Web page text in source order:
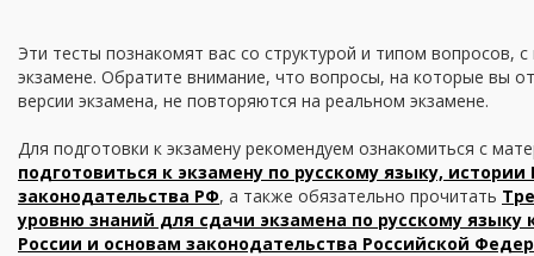
Эти тесты познакомят вас со структурой и типом вопросов,
экзамене. Обратите внимание, что вопросы, на которые вы
версии экзамена, не повторяются на реальном экзамене.
Для подготовки к экзамену рекомендуем ознакомиться с
подготовиться к экзамену по русскому языку,
законодательства РФ, а также обязательно прочитать
уровню знаний для сдачи экзамена по русскому языку
России и основам законодательства Российской